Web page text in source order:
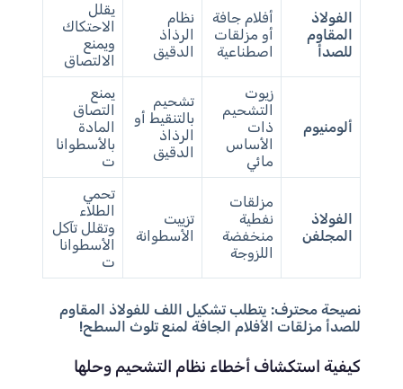
الفولاذ
المقاوم
للصدأ
أفلام جافة
أو مزلقات
اصطناعية
نظام
الرذاذ
الدقيق
يقلل
الاحتكاك
ويمنع
الالتصاق
ألومنيوم
زيوت
التشحيم
ذات
الأساس
مائي
تشحيم
بالتنقيط أو
الرذاذ
الدقيق
يمنع
التصاق
المادة
بالأسطوانا
ت
الفولاذ
المجلفن
مزلقات
نفطية
منخفضة
اللزوجة
تزييت
الأسطوانة
تحمي
الطلاء
وتقلل تآكل
الأسطوانا
ت
نصيحة محترف: يتطلب تشكيل اللف للفولاذ المقاوم
للصدأ مزلقات الأفلام الجافة لمنع تلوث السطح!
كيفية استكشاف أخطاء نظام التشحيم وحلها